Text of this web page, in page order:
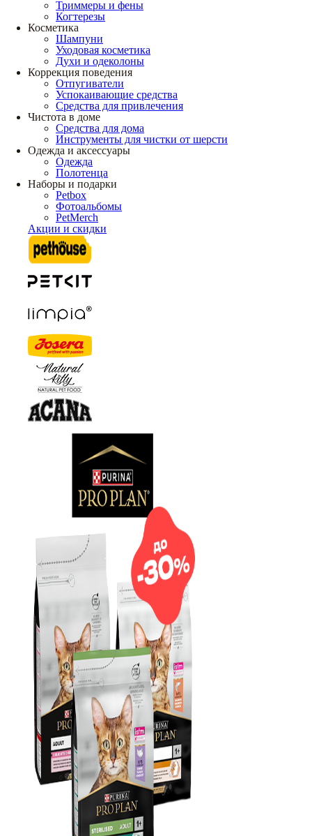
Триммеры и фены
Когтерезы
Косметика
Шампуни
Уходовая косметика
Духи и одеколоны
Коррекция поведения
Отпугиватели
Успокаивающие средства
Средства для привлечения
Чистота в доме
Средства для дома
Инструменты для чистки от шерсти
Одежда и аксессуары
Одежда
Полотенца
Наборы и подарки
Petbox
Фотоальбомы
PetMerch
Акции и скидки